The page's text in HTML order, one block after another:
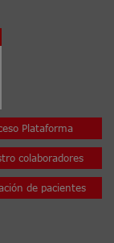
Plataforma
colaboradores
de pacientes